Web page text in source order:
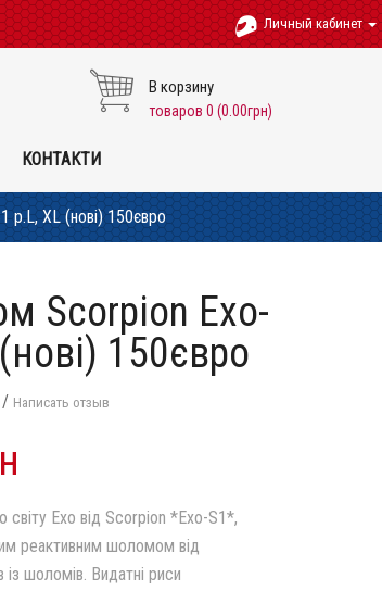
Личный кабинет
В корзину
товаров 0 (0.00грн)
КОНТАКТИ
XL (нові) 150євро
Scorpion Exo-
150євро
/ Написать отзыв
світу Exo від Scorpion *Exo-S1*,
реактивним шоломом від
із шоломів. Видатні риси